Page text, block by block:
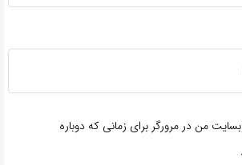
من در مرورگر برای زمانی که دوباره